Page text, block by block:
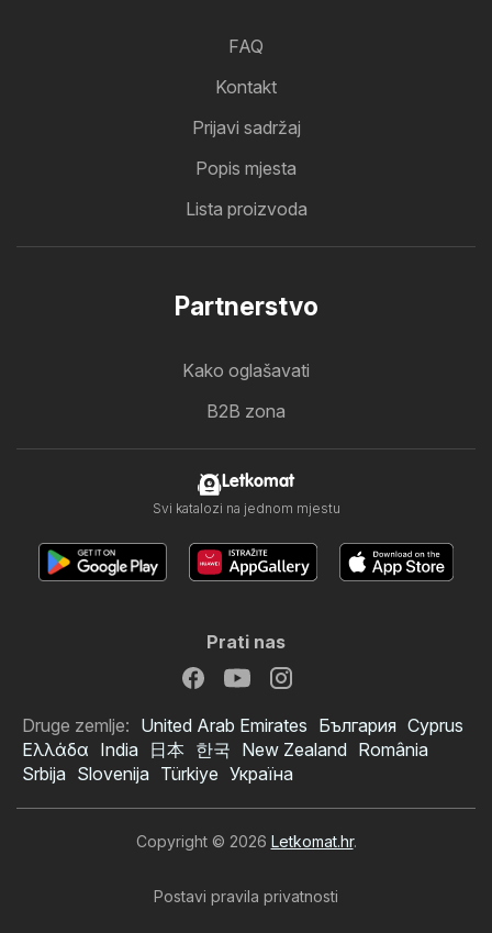
FAQ
Kontakt
Prijavi sadržaj
Popis mjesta
Lista proizvoda
Partnerstvo
Kako oglašavati
B2B zona
Letkomat
Svi katalozi na jednom mjestu
Prati nas
Druge zemlje: United Arab Emirates България Cyprus
Ελλάδα India 日本 한국 New Zealand România
Srbija Slovenija Türkiye Україна
Copyright © 2026 Letkomat.hr.
Postavi pravila privatnosti